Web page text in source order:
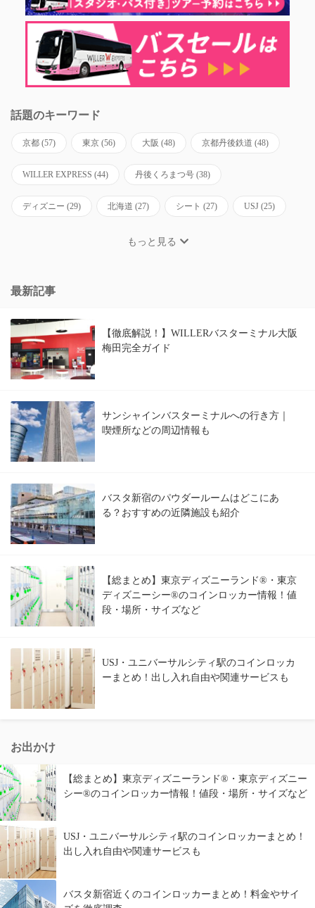
話題のキーワード
京都 (57) 東京 (56) 大阪 (48) 京都丹後鉄道 (48)
WILLER EXPRESS (44) 丹後くろまつ号 (38)
ディズニー (29) 北海道 (27) シート (27) USJ (25)
もっと見る
最新記事
【徹底解説！】WILLERバスターミナル大阪
梅田完全ガイド
サンシャインバスターミナルへの行き方｜
喫煙所などの周辺情報も
バスタ新宿のパウダールームはどこにあ
る？おすすめの近隣施設も紹介
【総まとめ】東京ディズニーランド®・東京
ディズニーシー®のコインロッカー情報！値
段・場所・サイズなど
USJ・ユニバーサルシティ駅のコインロッカ
ーまとめ！出し入れ自由や関連サービスも
お出かけ
【総まとめ】東京ディズニーランド®・東京ディズニー
シー®のコインロッカー情報！値段・場所・サイズなど
USJ・ユニバーサルシティ駅のコインロッカーまとめ！
出し入れ自由や関連サービスも
バスタ新宿近くのコインロッカーまとめ！料金やサイ